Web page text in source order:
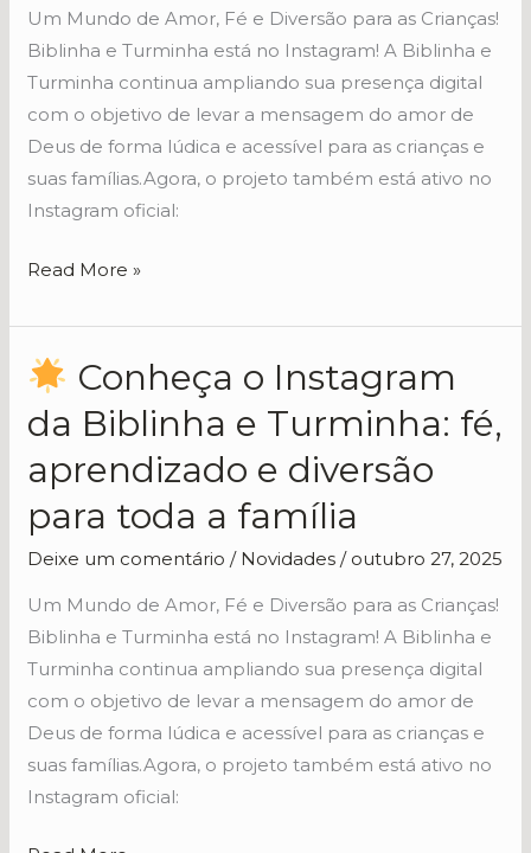
Um Mundo de Amor, Fé e Diversão para as Crianças!
Biblinha e Turminha está no Instagram! A Biblinha e
Turminha continua ampliando sua presença digital
com o objetivo de levar a mensagem do amor de
Deus de forma lúdica e acessível para as crianças e
suas famílias.Agora, o projeto também está ativo no
Instagram oficial:
do
Telhado
|
Música
Infantil
Cristã
Read More »
Conheça o Instagram
da Biblinha e Turminha: fé,
aprendizado e diversão
para toda a família
Deixe um comentário / Novidades / outubro 27, 2025
Um Mundo de Amor, Fé e Diversão para as Crianças!
Biblinha e Turminha está no Instagram! A Biblinha e
Turminha continua ampliando sua presença digital
com o objetivo de levar a mensagem do amor de
Deus de forma lúdica e acessível para as crianças e
suas famílias.Agora, o projeto também está ativo no
Instagram oficial:
Conheça
o
Instagram
Biblinha
e
família